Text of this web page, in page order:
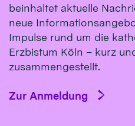
beinhaltet aktuelle
neue
Impulse rund um die
Erzbistum Köln – kurz
zusammengestellt.
Zur Anmeldung